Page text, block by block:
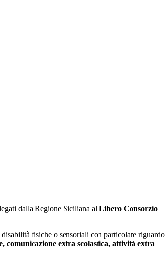
dalla Regione Siciliana al Libero Consorzio
fisiche o sensoriali con particolare riguardo
comunicazione extra scolastica, attività extra